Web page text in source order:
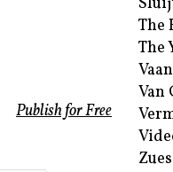
Publish for Free
The
The
Van